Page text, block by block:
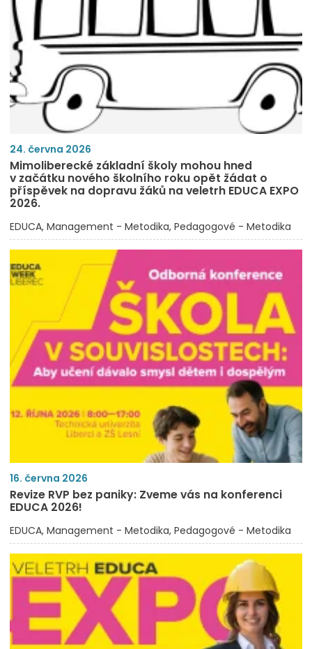
24. června 2026
Mimoliberecké základní školy mohou hned
v začátku nového školního roku opět žádat o
příspěvek na dopravu žáků na veletrh EDUCA EXPO
2026.
EDUCA Management - Metodika Pedagogové - Metodika
16. června 2026
Revize RVP bez paniky: Zveme vás na konferenci
EDUCA 2026!
EDUCA Management - Metodika Pedagogové - Metodika